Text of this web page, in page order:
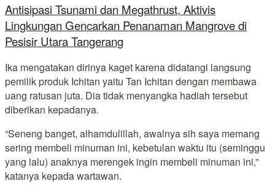
Antisipasi Tsunami dan Megathrust, Aktivis
Lingkungan Gencarkan Penanaman Mangrove di
Pesisir Utara Tangerang
Ika mengatakan dirinya kaget karena didatangi langsung
pemilik produk Ichitan yaitu Tan Ichitan dengan membawa
uang ratusan juta. Dia tidak menyangka hadiah tersebut
diberikan kepadanya.
“Seneng banget, alhamdulillah, awalnya sih saya memang
sering membeli minuman ini, kebetulan waktu itu (seminggu
yang lalu) anaknya merengek ingin membeli minuman ini,”
katanya kepada wartawan.